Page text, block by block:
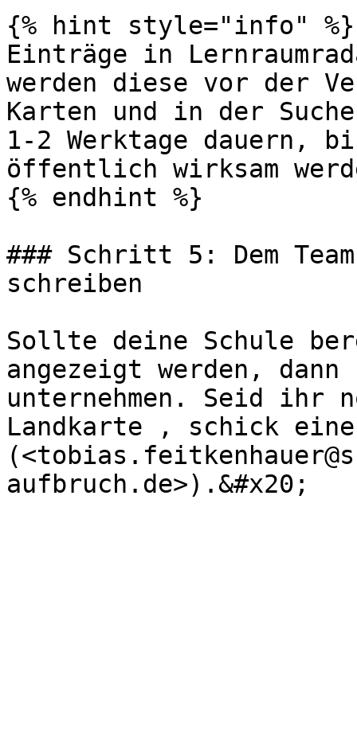
{% hint style="info" %}
Einträge in
werden diese vor der
Karten und in der
1-2 Werktage dauern,
öffentlich wirksam
{% endhint %}
### Schritt 5: Dem
schreiben
Sollte deine Schule
angezeigt werden,
unternehmen. Seid ihr
Landkarte , schick